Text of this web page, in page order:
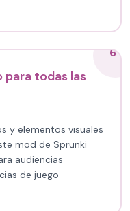
6
para todas las
y elementos visuales
mod de Sprunki
audiencias
de juego